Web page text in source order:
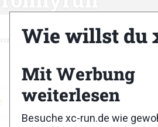
3 Monaten
Gruppen Foren Medien
Wie willst du
Mit Werbung
weiterlesen
Besuche xc-run.de wie